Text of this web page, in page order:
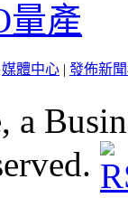
量產
媒體中心 | 發佈新
a